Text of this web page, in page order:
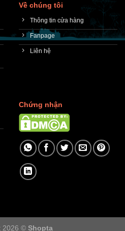
Về chúng tôi
Thông tin cửa hàng
Fanpage
Liên hệ
Chứng nhận
2026 © Shopta